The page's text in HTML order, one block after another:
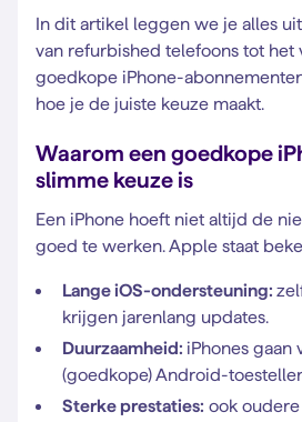
In dit artikel leggen we je alles
van refurbished telefoons tot het
goedkope iPhone-
hoe je de juiste keuze maakt.
Waarom een goedkope
slimme keuze is
Een iPhone hoeft niet altijd de
goed te werken. Apple staat
Lange iOS-ondersteuning:
krijgen jarenlang updates.
Duurzaamheid: iPhones gaan
(goedkope) Android-
Sterke prestaties: ook